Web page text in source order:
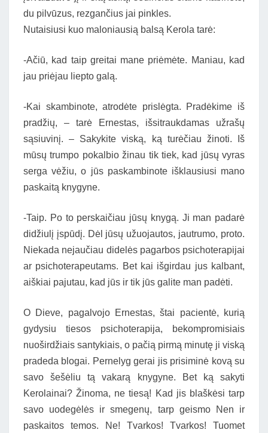
du pilvūzus, rezgančius jai pinkles.
Nutaisiusi kuo maloniausią balsą Kerola tarė:
-Ačiū, kad taip greitai mane priėmėte. Maniau, kad
jau priėjau liepto galą.
-Kai skambinote, atrodėte prislėgta. Pradėkime iš
pradžių, – tarė Ernestas, išsitraukdamas užrašų
sąsiuvinį. – Sakykite viską, ką turėčiau žinoti. Iš
mūsų trumpo pokalbio žinau tik tiek, kad jūsų vyras
serga vėžiu, o jūs paskambinote išklausiusi mano
paskaitą knygyne.
-Taip. Po to perskaičiau jūsų knygą. Ji man padarė
didžiulį įspūdį. Dėl jūsų užuojautos, jautrumo, proto.
Niekada nejaučiau didelės pagarbos psichoterapijai
ar psichoterapeutams. Bet kai išgirdau jus kalbant,
aiškiai pajutau, kad jūs ir tik jūs galite man padėti.
O Dieve, pagalvojo Ernestas, štai pacientė, kurią
gydysiu tiesos psichoterapija, bekompromisiais
nuoširdžiais santykiais, o pačią pirmą minutę ji viską
pradeda blogai. Pernelyg gerai jis prisiminė kovą su
savo šešėliu tą vakarą knygyne. Bet ką sakyti
Kerolainai? Žinoma, ne tiesą! Kad jis blaškėsi tarp
savo uodegėlės ir smegenų, tarp geismo Nen ir
paskaitos temos. Ne! Tvarkos! Tvarkos! Tuomet